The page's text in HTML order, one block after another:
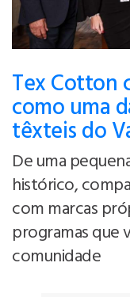
Tex Cotton
como uma
têxteis do
De uma
histórico,
com marcas
programas que
comunidade